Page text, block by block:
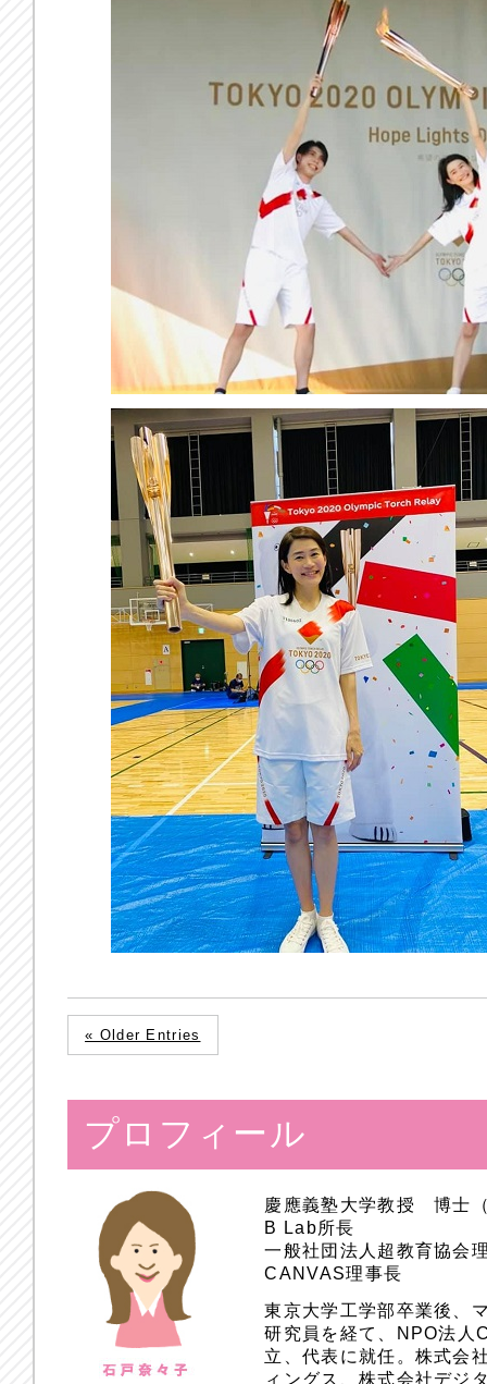
« Older Entries
プロフィール
慶應義塾大学教授 博士
B Lab所長
一般社団法人超教育協会
CANVAS理事長
東京大学工学部卒業後、
研究員を経て、NPO法人
立、代表に就任。株式会
ィングス、株式会社デジ